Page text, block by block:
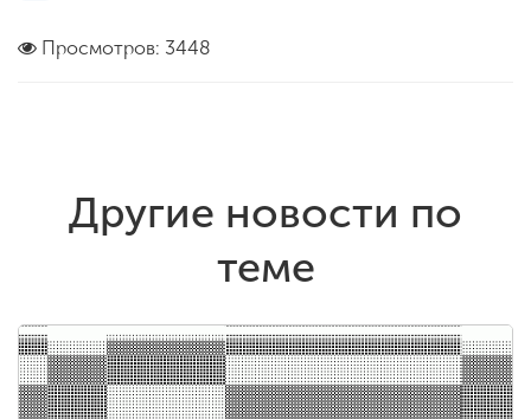
Просмотров: 3448
Другие новости по
теме